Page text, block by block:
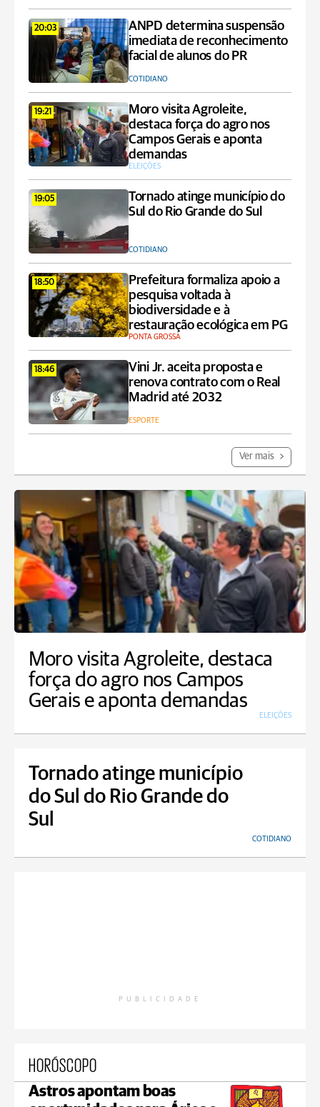
20:03
ANPD determina suspensão
imediata de reconhecimento
facial de alunos do PR
COTIDIANO
19:21
Moro visita Agroleite,
destaca força do agro nos
Campos Gerais e aponta
demandas
ELEIÇÕES
19:05
Tornado atinge município do
Sul do Rio Grande do Sul
COTIDIANO
18:50
Prefeitura formaliza apoio a
pesquisa voltada à
biodiversidade e à
restauração ecológica em PG
PONTA GROSSA
18:46
Vini Jr. aceita proposta e
renova contrato com o Real
Madrid até 2032
ESPORTE
Ver mais
Moro visita Agroleite, destaca
força do agro nos Campos
Gerais e aponta demandas
ELEIÇÕES
Tornado atinge município
do Sul do Rio Grande do
Sul
COTIDIANO
PUBLICIDADE
HORÓSCOPO
Astros apontam boas